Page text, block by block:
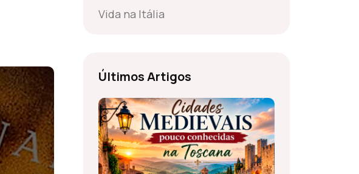
Vida na Itália
Últimos Artigos